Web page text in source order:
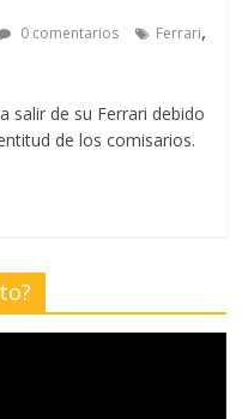
0 comentarios Ferrari,
salir de su Ferrari debido
de los comisarios.